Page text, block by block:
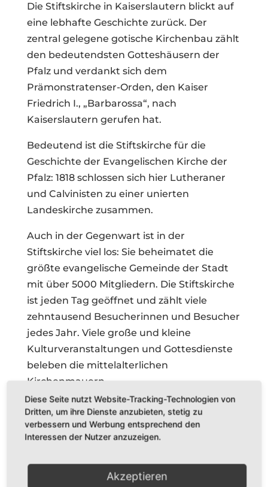
Die Stiftskirche in Kaiserslautern blickt auf
eine lebhafte Geschichte zurück. Der
zentral gelegene gotische Kirchenbau zählt
den bedeutendsten Gotteshäusern der
Pfalz und verdankt sich dem
Prämonstratenser-Orden, den Kaiser
Friedrich I., „Barbarossa“, nach
Kaiserslautern gerufen hat.
Bedeutend ist die Stiftskirche für die
Geschichte der Evangelischen Kirche der
Pfalz: 1818 schlossen sich hier Lutheraner
und Calvinisten zu einer unierten
Landeskirche zusammen.
Auch in der Gegenwart ist in der
Stiftskirche viel los: Sie beheimatet die
größte evangelische Gemeinde der Stadt
mit über 5000 Mitgliedern. Die Stiftskirche
ist jeden Tag geöffnet und zählt viele
zehntausend Besucherinnen und Besucher
jedes Jahr. Viele große und kleine
Kulturveranstaltungen und Gottesdienste
beleben die mittelalterlichen
Kirchenmauern.
Fast vergessene Geheimnisse
Wenn Sie bei einer Führung die gotische
lernen möchten, nehmen Sie bitte Kontakt
Diese Seite nutzt Website-Tracking-Technologien von
Dritten, um ihre Dienste anzubieten, stetig zu
verbessern und Werbung entsprechend den
Interessen der Nutzer anzuzeigen.
Akzeptieren